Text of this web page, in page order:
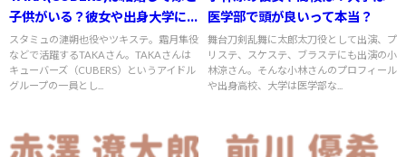
子供がいる？彼女や出身大学に
ついても
スタミュの漣朔也役やツキステ。霜月隼役
などで活躍するTAKAさん。TAKAさんは
キューバーズ（CUBERS）というアイドル
グループの一員とし...
医学部で頭が良いって本当？
舞台刀剣乱舞に太郎太刀役として出演、プ
リステ、スケステ、ブラステにも出演の小
林涼さん。そんな小林さんのプロフィール
や出身高校、大学は医学部な...